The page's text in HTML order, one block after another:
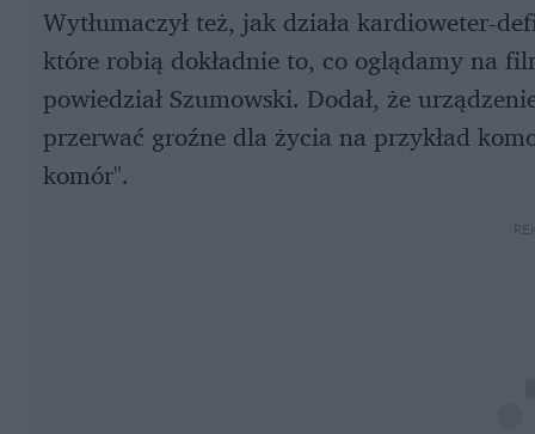
Wytłumaczył też, jak działa kardioweter-
które robią dokładnie to, co oglądamy na
powiedział Szumowski. Dodał, że
przerwać groźne dla życia na przykład
komór".